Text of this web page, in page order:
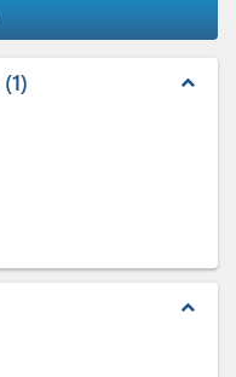
1 expand_less
expand_less